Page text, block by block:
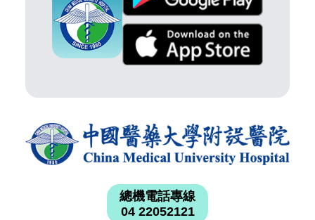
總機電話專線
04 22052121